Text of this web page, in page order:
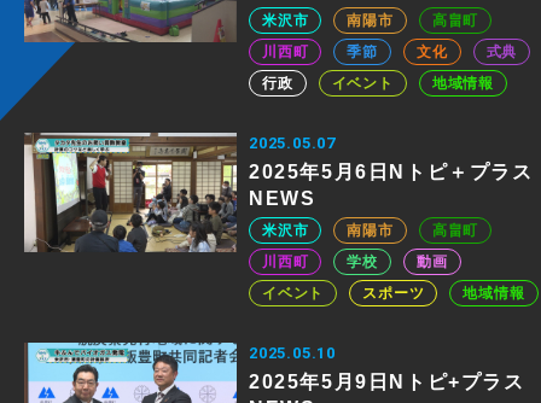
米沢市 南陽市
高畠町
川西町
季節 文化
式典
行政
イベント 地域情報
2025.05.07
2025年5月6日Nトピ＋プラス
NEWS
米沢市 南陽市
高畠町
川西町
学校
動画
イベント
スポーツ 地域情報
2025.05.10
2025年5月9日Nトピ+プラス